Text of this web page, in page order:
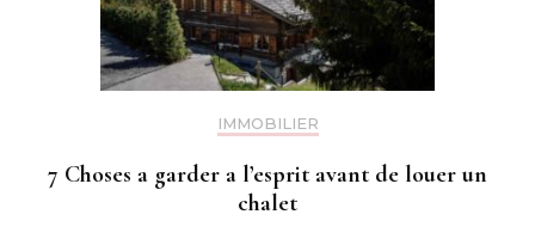
IMMOBILIER
7 Choses a garder a l’esprit avant de louer un
chalet